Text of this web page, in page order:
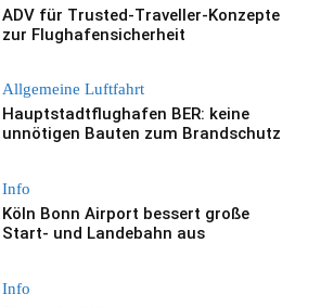
ADV für Trusted-Traveller-Konzepte
zur Flughafensicherheit
Allgemeine Luftfahrt
Hauptstadtflughafen BER: keine
unnötigen Bauten zum Brandschutz
Info
Köln Bonn Airport bessert große
Start- und Landebahn aus
Info